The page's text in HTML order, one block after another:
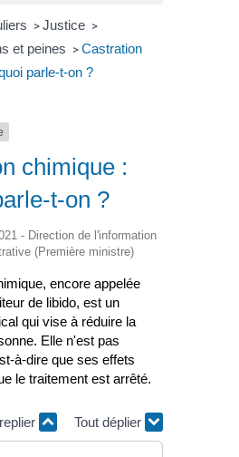
> Justice >
et peines > Castration
parle-t-on ?
chimique :
t-on ?
- Direction de l'information
(Première ministre)
encore appelée
de libido, est un
qui vise à réduire la
Elle n'est pas
à-dire que ses effets
le traitement est arrêté.
Tout déplier